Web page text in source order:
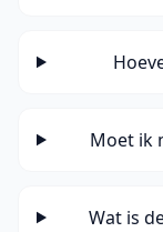
Moet ik
Wat is